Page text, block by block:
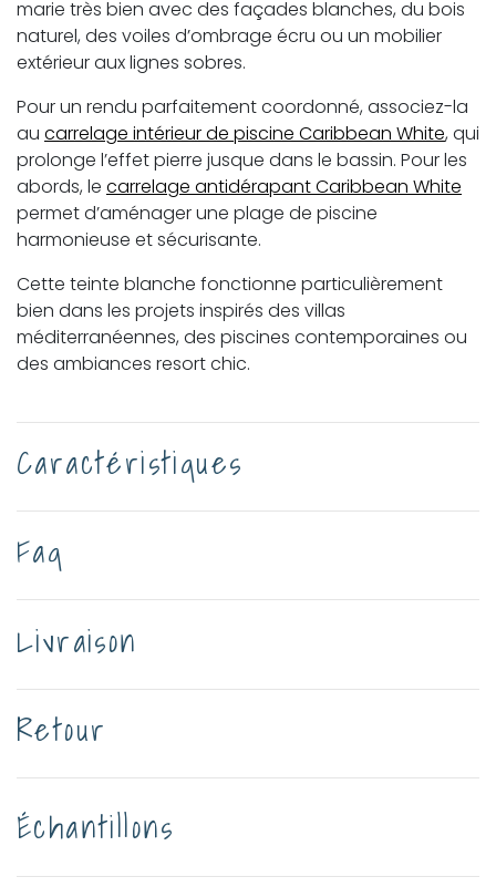
marie très bien avec des façades blanches, du bois
naturel, des voiles d’ombrage écru ou un mobilier
extérieur aux lignes sobres.
Pour un rendu parfaitement coordonné, associez-la
au carrelage intérieur de piscine Caribbean White, qui
prolonge l’effet pierre jusque dans le bassin. Pour les
abords, le carrelage antidérapant Caribbean White
permet d’aménager une plage de piscine
harmonieuse et sécurisante.
Cette teinte blanche fonctionne particulièrement
bien dans les projets inspirés des villas
méditerranéennes, des piscines contemporaines ou
des ambiances resort chic.
Caractéristiques
Faq
Livraison
Retour
Échantillons